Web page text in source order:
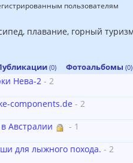
пользователям
плавание, горный
(0) Фотоальбомы (0)
Нева-2 - 2
components.de - 2
Австралии - 1
для лыжного похода. - 2